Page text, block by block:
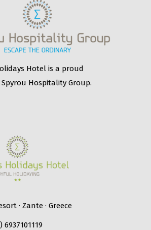
Hotel is a proud
Hospitality Group.
· Zante · Greece
6937101119